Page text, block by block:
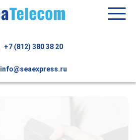
+7 (812) 380 38 20
info@seaexpress.ru